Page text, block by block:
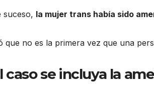
suceso, la mujer trans había sido
que no es la primera vez que una
caso se incluya la